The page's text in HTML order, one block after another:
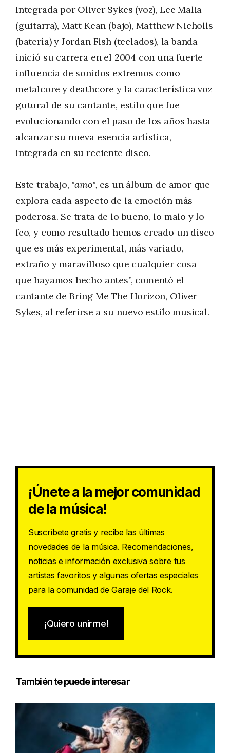
Integrada por Oliver Sykes (voz), Lee Malia
(guitarra), Matt Kean (bajo), Matthew Nicholls
(batería) y Jordan Fish (teclados), la banda
inició su carrera en el 2004 con una fuerte
influencia de sonidos extremos como
metalcore y deathcore y la característica voz
gutural de su cantante, estilo que fue
evolucionando con el paso de los años hasta
alcanzar su nueva esencia artística,
integrada en su reciente disco.
Este trabajo, "amo", es un álbum de amor que
explora cada aspecto de la emoción más
poderosa. Se trata de lo bueno, lo malo y lo
feo, y como resultado hemos creado un disco
que es más experimental, más variado,
extraño y maravilloso que cualquier cosa
que hayamos hecho antes”, comentó el
cantante de Bring Me The Horizon, Oliver
Sykes, al referirse a su nuevo estilo musical.
¡Únete a la mejor comunidad
de la música!
Suscríbete gratis y recibe las últimas
novedades de la música. Recomendaciones,
noticias e información exclusiva sobre tus
artistas favoritos y algunas ofertas especiales
para la comunidad de Garaje del Rock.
¡Quiero unirme!
También te puede interesar